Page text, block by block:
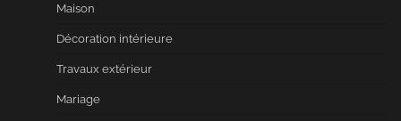
Maison
Décoration intérieure
Travaux extérieur
Mariage